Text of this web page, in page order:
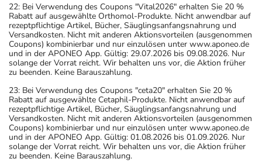
22: Bei Verwendung des Coupons "Vital2026" erhalten Sie 20 %
Rabatt auf ausgewählte Orthomol-Produkte. Nicht anwendbar auf
rezeptpflichtige Artikel, Bücher, Säuglingsanfangsnahrung und
Versandkosten. Nicht mit anderen Aktionsvorteilen (ausgenommen
Coupons) kombinierbar und nur einzulösen unter www.aponeo.de
und in der APONEO App. Gültig: 29.07.2026 bis 09.08.2026. Nur
solange der Vorrat reicht. Wir behalten uns vor, die Aktion früher
zu beenden. Keine Barauszahlung.
23: Bei Verwendung des Coupons "ceta20" erhalten Sie 20 %
Rabatt auf ausgewählte Cetaphil-Produkte. Nicht anwendbar auf
rezeptpflichtige Artikel, Bücher, Säuglingsanfangsnahrung und
Versandkosten. Nicht mit anderen Aktionsvorteilen (ausgenommen
Coupons) kombinierbar und nur einzulösen unter www.aponeo.de
und in der APONEO App. Gültig: 01.08.2026 bis 01.09.2026. Nur
solange der Vorrat reicht. Wir behalten uns vor, die Aktion früher
zu beenden. Keine Barauszahlung.